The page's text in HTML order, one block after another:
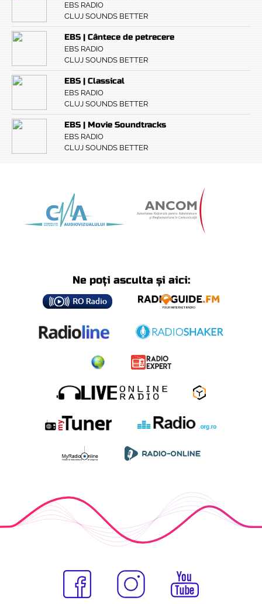
EBS RADIO
CLUJ SOUNDS BETTER
EBS | Cântece de petrecere
EBS RADIO
CLUJ SOUNDS BETTER
EBS | Classical
EBS RADIO
CLUJ SOUNDS BETTER
EBS | Movie Soundtracks
EBS RADIO
CLUJ SOUNDS BETTER
Ne poți asculta și aici: